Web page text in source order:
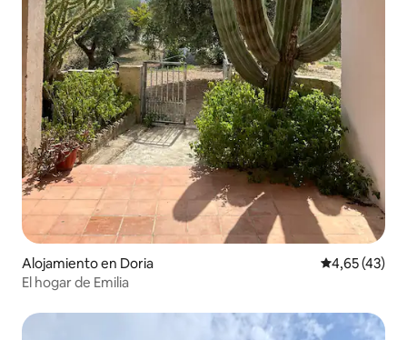
Alojamiento en Doria Calificación
4,65 (43)
El hogar de Emilia